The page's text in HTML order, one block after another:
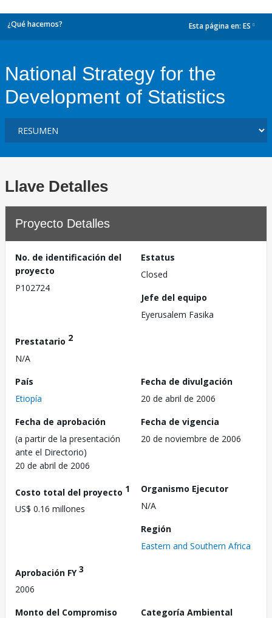
¿Qué hacemos? Esta página en: ES
National Strategy for the
Development of Statistics
Llave Detalles
Proyecto Detalles
No. de identificación del
proyecto
P102724
Estatus
Closed
Jefe del equipo
Eyerusalem Fasika
Prestatario 2
N/A
País
Etiopía
Fecha de divulgación
20 de abril de 2006
Fecha de aprobación
(a partir de la presentación
ante el Directorio)
20 de abril de 2006
Fecha de vigencia
20 de noviembre de 2006
Costo total del proyecto 1
US$ 0.16 millones
Organismo Ejecutor
N/A
Región
Eastern and Southern Africa
Aprobación FY3
2006
Monto del Compromiso
Categoría Ambiental